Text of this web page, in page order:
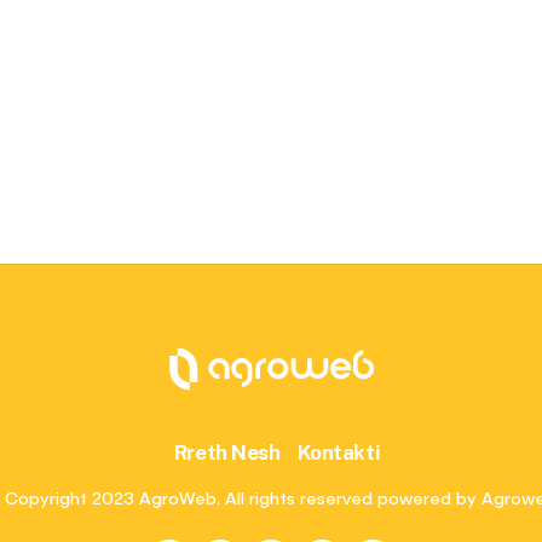
Rreth Nesh Kontakti
2023 AgroWeb. All rights reserved powered by